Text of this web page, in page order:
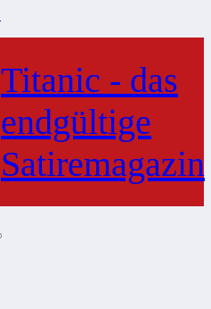
Titanic - das
endgültige
Satiremagazin